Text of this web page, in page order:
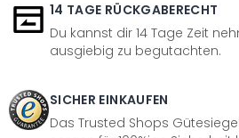
14 TAGE RÜCKGABERECHT
Du kannst dir 14 Tage Zeit
ausgiebig zu begutachten.
SICHER EINKAUFEN
Das Trusted Shops